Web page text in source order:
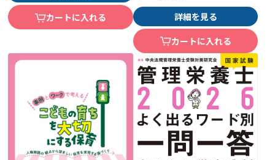
カートに入れる
詳細を見る
カートに入れる